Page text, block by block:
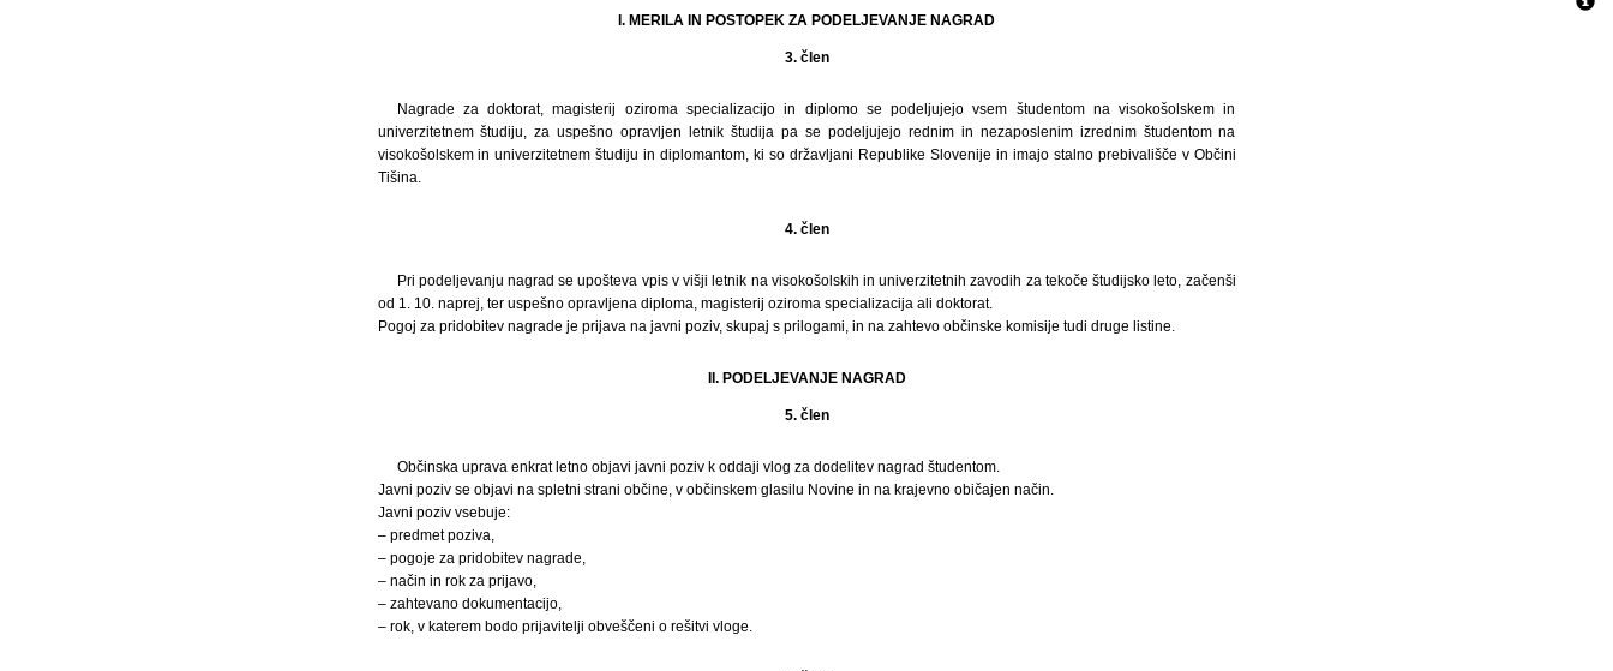
I. MERILA IN POSTOPEK ZA PODELJEVANJE NAGRAD
3. člen
Nagrade za doktorat, magisterij oziroma specializacijo in diplomo se podeljujejo vsem študentom na visokošolskem in
univerzitetnem študiju, za uspešno opravljen letnik študija pa se podeljujejo rednim in nezaposlenim izrednim študentom na
visokošolskem in univerzitetnem študiju in diplomantom, ki so državljani Republike Slovenije in imajo stalno prebivališče v Občini
Tišina.
4. člen
Pri podeljevanju nagrad se upošteva vpis v višji letnik na visokošolskih in univerzitetnih zavodih za tekoče študijsko leto, začenši
od 1. 10. naprej, ter uspešno opravljena diploma, magisterij oziroma specializacija ali doktorat.
Pogoj za pridobitev nagrade je prijava na javni poziv, skupaj s prilogami, in na zahtevo občinske komisije tudi druge listine.
II. PODELJEVANJE NAGRAD
5. člen
Občinska uprava enkrat letno objavi javni poziv k oddaji vlog za dodelitev nagrad študentom.
Javni poziv se objavi na spletni strani občine, v občinskem glasilu Novine in na krajevno običajen način.
Javni poziv vsebuje:
– predmet poziva,
– pogoje za pridobitev nagrade,
– način in rok za prijavo,
– zahtevano dokumentacijo,
– rok, v katerem bodo prijavitelji obveščeni o rešitvi vloge.